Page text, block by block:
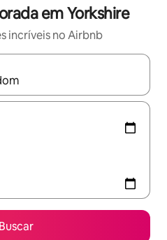
em Yorkshire
incríveis no Airbnb
disponíveis, explore-os
Buscar